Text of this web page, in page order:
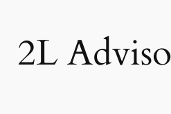
2L